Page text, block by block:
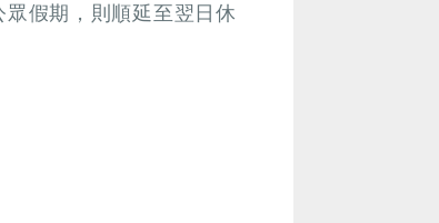
假期，則順延至翌日休